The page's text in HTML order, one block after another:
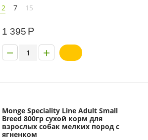
2
7 15
1 395 Р
+
−
Monge Speciality Line Adult Small
Breed 800гр сухой корм для
взрослых собак мелких пород с
ягненком